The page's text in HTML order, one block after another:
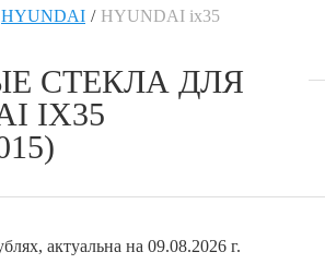
HYUNDAI HYUNDAI ix35
СТЕКЛА ДЛЯ
IX35
актуальна на 09.08.2026 г.